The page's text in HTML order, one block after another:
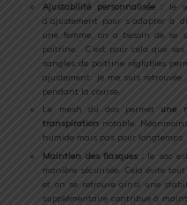
Ajustabilité personnalisée :
le
d’ajustement pour s’adapter à
une femme, on a besoin de se
poitrine. C’est pour cela que
sangles de poitrine réglables
ajustement. Je me suis
pendant la course.
Le mesh du dos permet une
transpiration notable.
humide mais pas pour longtemps.
Maintien des flasques : le sac
manière sécurisée. Cela évite
et on se retrouve ainsi une
supplémentaire contribue à